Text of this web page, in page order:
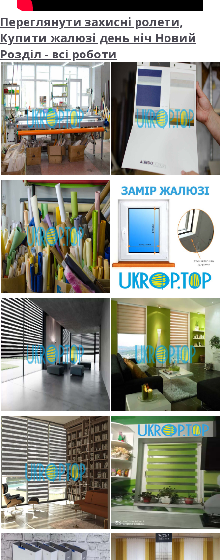
Переглянути захисні ролети,
Купити жалюзі день ніч Новий
Розділ - всі роботи